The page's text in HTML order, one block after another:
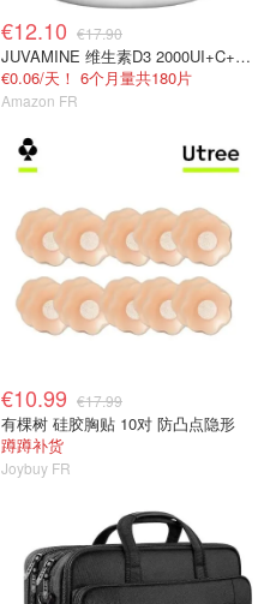
€12.10 €17.90
JUVAMINE 维生素D3 2000UI+C+B+锌 免疫抗疲劳
€0.06/天！ 6个月量共180片
Amazon FR
€10.99 €17.99
有棵树 硅胶胸贴 10对 防凸点隐形
蹲蹲补货
Joybuy FR